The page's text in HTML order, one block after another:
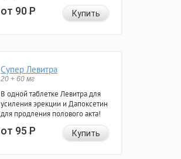
от 90Р Купить
Супер Левитра
20 + 60 мг
В одной таблетке Левитра для
усиления эрекции и Дапоксетин
для продления полового акта!
от 95Р Купить